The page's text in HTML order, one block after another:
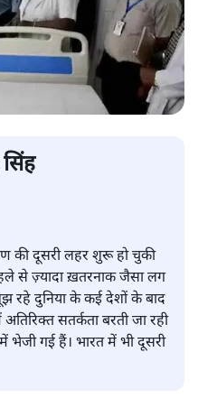
की दूसरी लहर शुरू हो चुकी
से ज़्यादा ख़तरनाक जैसा लग
रहे दुनिया के कई देशों के बाद
सतर्कता बरती जा रही
भेजी गई हैं। भारत में भी दूसरी